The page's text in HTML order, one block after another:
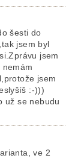
šesti do
jsem byl
jsem
jsem
:-)))
už se nebudu
ve 2